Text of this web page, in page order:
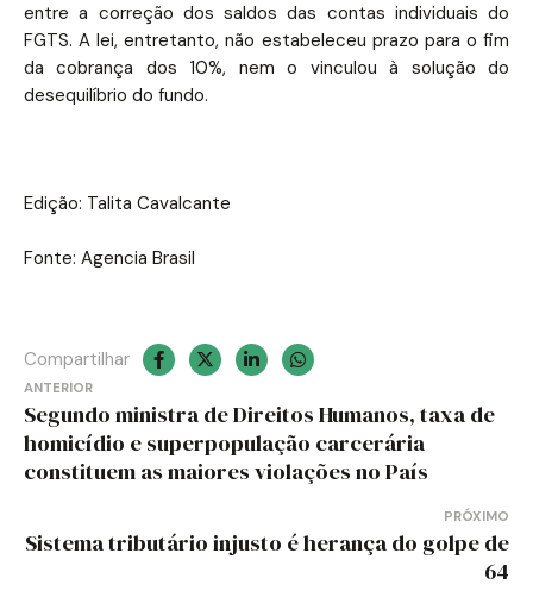
entre a correção dos saldos das contas individuais do
FGTS. A lei, entretanto, não estabeleceu prazo para o fim
da cobrança dos 10%, nem o vinculou à solução do
desequilíbrio do fundo.
Edição: Talita Cavalcante
Fonte: Agencia Brasil
Compartilhar
Navegação
de
ANTERIOR
Segundo ministra de Direitos Humanos, taxa de
homicídio e superpopulação carcerária
constituem as maiores violações no País
PRÓXIMO
Sistema tributário injusto é herança do golpe de
64